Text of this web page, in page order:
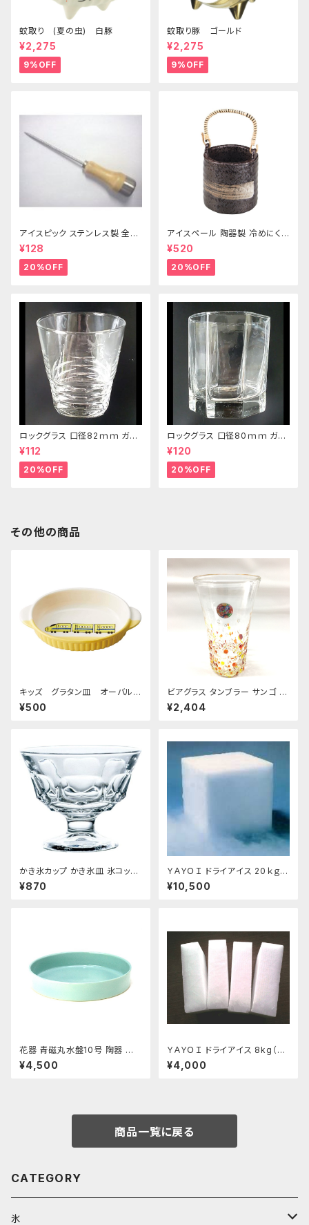
蚊取り (夏の虫) 白豚
¥2,275
9%OFF
蚊取り豚 ゴールド
¥2,275
9%OFF
アイスピック ステンレス製 全長
215ｍｍ
¥128
20%OFF
アイスペール 陶器製 冷めにくい
二重構造 860ml
¥520
20%OFF
ロックグラス 口径82ｍｍ ガラ
ス製 250cc
¥112
20%OFF
ロックグラス 口径80ｍｍ ガラ
ス製 220cc
¥120
20%OFF
その他の商品
キッズ グラタン皿 オーバルデ
ィッシュ 超特急イエロー
¥500
ビアグラス タンブラー サンゴ 琉
球ガラス 200cc
¥2,404
かき氷カップ かき氷皿 氷コップ
デザートカップ、アイスクリーム
カップ 340ml 東洋佐々木ガラ
¥870
ＹＡＹＯＩ ドライアイス 20ｋｇ
おすすめ
¥10,500
花器 青磁丸水盤10号 陶器 水
盤 花瓶 フラワーベース
¥4,500
ＹＡＹＯＩ ドライアイス 8kg（出
荷時9kg弱）
¥4,000
商品一覧に戻る
CATEGORY
氷